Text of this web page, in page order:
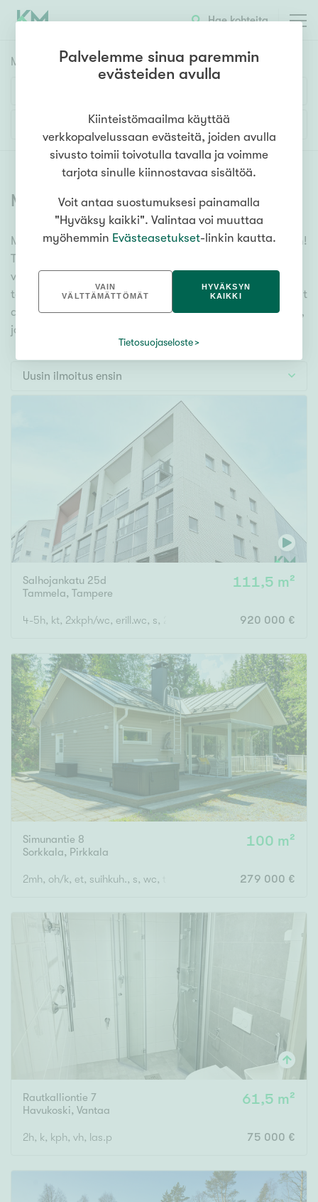
Hae kohteita
Myyntikohteet
1h 2h 3h 4h 5h+
Asuntotyyppi
Kerros-/luhtitalo
Rivitalo/paritalo
Omakoti-/erillistalo
Maa- tai metsätila
Vapaa-ajan asunto
000 000 €
Pinta-ala
Asuinpinta-ala Kokonaispinta-ala
m²
Rakennusvuosi
Uudiskohteet
Vain uudiskohteet Ei uudiskohteita
Arvokohteet
Vain arvokohteet Ei arvokohteita
Kunto
Hyvä
Tyydyttävä
Välttävä
Ominaisuudet
Järvi- tai merinäköala
Maalämpö
Oma ranta
Oma sauna
Senioriasunto
Lisää hakuehtoja
Myytävät asunnot (6378)
Meiltä löydät myytävät asunnot, oli tarpeesi mikä vain!
Tuhansien kohteiden ja satojen kiinteistönvälittäjien
verkostomme auttaa sinua kenties elämäsi
tärkeimmässä päätöksessä. Katso alta kaikki myytävät
asunnot. Hyödynnä myös kätevää hakutyökaluamme,
jonka avulla löydät omien toiveidesi mukaisen kodin.
Uusin ilmoitus ensin
Salhojankatu 25d
Tammela, Tampere
111,5 m²
4-5h, kt, 2xkph/wc, erill.wc, s, 2xparveke (toinen osittain
920 000 €
Simunantie 8
Sorkkala, Pirkkala
100 m²
2mh, oh/k, et, suihkuh., s, wc, tekt. 279 000 €
Rautkalliontie 7
Havukoski, Vantaa
61,5 m²
2h, k, kph, vh, las.p 75 000 €
Palvelemme sinua paremmin
evästeiden avulla
Kiinteistömaailma käyttää
verkkopalvelussaan evästeitä, joiden avulla
sivusto toimii toivotulla tavalla ja voimme
tarjota sinulle kiinnostavaa sisältöä.
Voit antaa suostumuksesi painamalla
"Hyväksy kaikki". Valintaa voi muuttaa
myöhemmin Evästeasetukset-linkin kautta.
VAIN
VÄLTTÄMÄTTÖMÄT
HYVÄKSYN
KAIKKI
Tietosuojaseloste